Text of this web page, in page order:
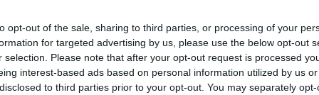
opt-out of the sale, sharing to third parties, or processing of your
for targeted advertising by us, please use the below opt-out
selection. Please note that after your opt-out request is processed
interest-based ads based on personal information utilized by us
to third parties prior to your opt-out. You may separately
į žurnalistų klausimus, M. Rubio mestus
aisbergo dalimi“.